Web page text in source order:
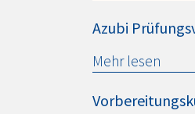
Azubi
Mehr lesen